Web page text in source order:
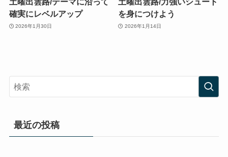
確実にレベルアップ
2026年1月30日
を身につけよう
2026年1月14日
最近の投稿